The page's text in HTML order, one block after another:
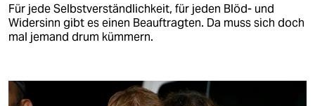
Für jede Selbstverständlichkeit, für jeden Blöd- und
Widersinn gibt es einen Beauftragten. Da muss sich doch
mal jemand drum kümmern.